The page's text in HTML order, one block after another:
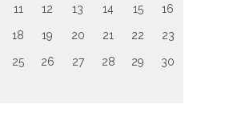
11 12 13 14 15 16
18 19 20 21 22 23
25 26 27 28 29 30